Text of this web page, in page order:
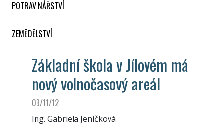
POTRAVINÁŘSTVÍ
ZEMĚDĚLSTVÍ
Základní škola v Jílovém má
nový volnočasový areál
09/11/12
Ing. Gabriela Jeníčková